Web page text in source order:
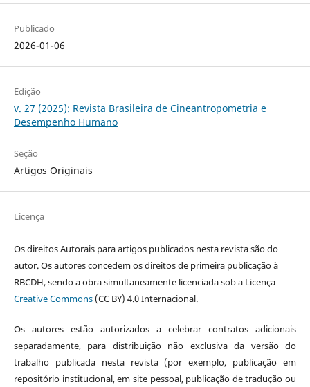
Publicado
2026-01-06
Edição
v. 27 (2025): Revista Brasileira de Cineantropometria e
Desempenho Humano
Seção
Artigos Originais
Licença
Os direitos Autorais para artigos publicados nesta revista são do
autor. Os autores concedem os direitos de primeira publicação à
RBCDH, sendo a obra simultaneamente licenciada sob a Licença
Creative Commons(CC BY) 4.0 Internacional.
Os autores estão autorizados a celebrar contratos adicionais
separadamente, para distribuição não exclusiva da versão do
trabalho publicada nesta revista (por exemplo, publicação em
repositório institucional, em site pessoal, publicação de tradução ou